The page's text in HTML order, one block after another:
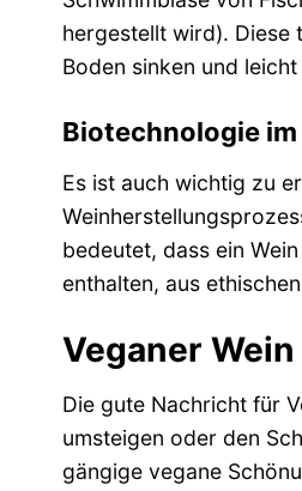
hergestellt wird). Diese
Boden sinken und
Biotechnologie im
Es ist auch wichtig zu
bedeutet, dass ein
enthalten, aus
Veganer Wein
Die gute Nachricht für
umsteigen oder den
gängige vegane